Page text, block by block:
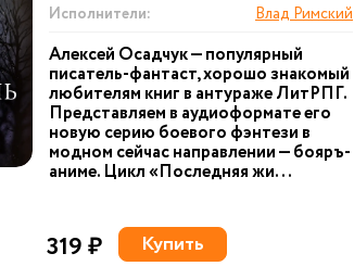
Исполнители:
Влад Римский
Алексей Осадчук — популярный
писатель-фантаст, хорошо знакомый
любителям книг в антураже ЛитРПГ.
Представляем в аудиоформате его
новую серию боевого фэнтези в
модном сейчас направлении — бояръ-
аниме. Цикл «Последняя жи...
319 ₽ Купить